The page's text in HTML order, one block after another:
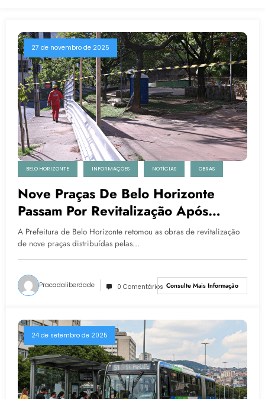
27 de novembro de 2025
BELO HORIZONTE INFORMAÇÕES NOTÍCIAS OBRAS
Nove Praças De Belo Horizonte
Passam Por Revitalização Após
Retomada Das Obras
A Prefeitura de Belo Horizonte retomou as obras de revitalização
de nove praças distribuídas pelas…
Pracadaliberdade 0 Comentários Consulte Mais Informação
24 de setembro de 2025